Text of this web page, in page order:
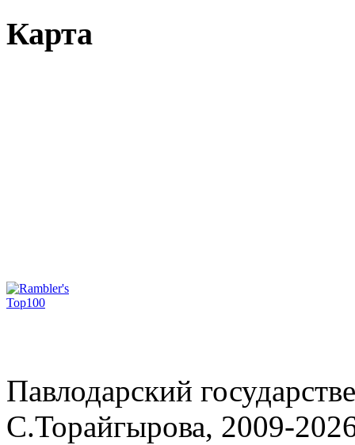
Карта
Павлодарский
С.Торайгырова, 2009-